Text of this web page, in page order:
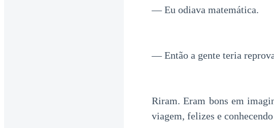
— Eu odiava matemática.
— Então a gente teria
Riram. Eram bons em
viagem, felizes e